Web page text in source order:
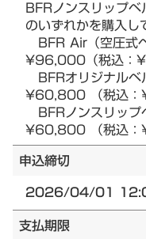
BFRノンスリップ
のいずれかを購入し
BFR Air（空圧式
¥96,000（税込：
BFRオリジナルベ
¥60,800 （税込：
BFRノンスリップ
¥60,800 （税込：
申込締切
2026/04/01
支払期限